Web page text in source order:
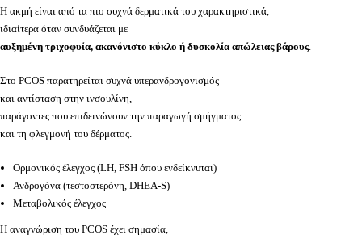
Η ακμή είναι από τα πιο συχνά δερματικά του χαρακτηριστικά,
ιδιαίτερα όταν συνδυάζεται με
αυξημένη τριχοφυΐα, ακανόνιστο κύκλο ή δυσκολία απώλειας βάρους.
Στο PCOS παρατηρείται συχνά υπερανδρογονισμός
και αντίσταση στην ινσουλίνη,
παράγοντες που επιδεινώνουν την παραγωγή σμήγματος
και τη φλεγμονή του δέρματος.
Ορμονικός έλεγχος (LH, FSH όπου ενδείκνυται)
Ανδρογόνα (τεστοστερόνη, DHEA-S)
Μεταβολικός έλεγχος
Η αναγνώριση του PCOS έχει σημασία,